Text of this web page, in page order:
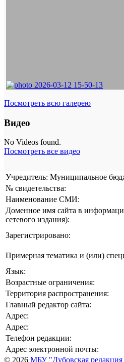
Посмотреть всю галерею
Видео
No Videos found.
Посмотреть все видео
Учредитель: Муниципальное
№ свидетельства:
Наименование СМИ:
Доменное имя сайта в
сетевого издания):
Зарегистрировано:
Примерная тематика и (или)
Язык:
Возрастные ограничения:
Территория распространения:
Главный редактор сайта:
Адрес:
Адрес:
Телефон редакции:
Адрес электронной почты:
© 2026 МБУ "Дубовская редакция